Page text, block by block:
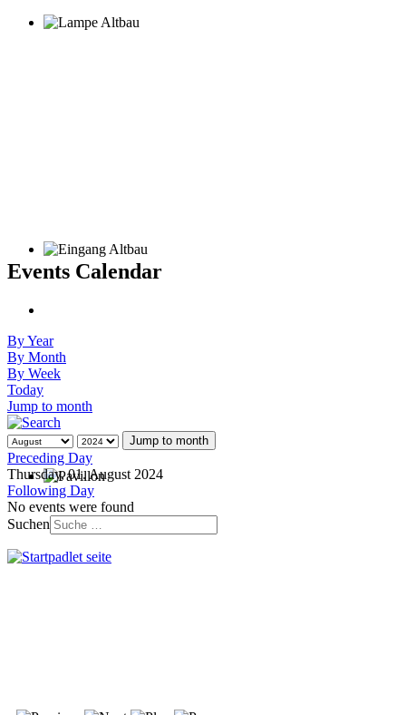
Events Calendar
By Year
By Month
By Week
Today
Jump to month
Jump to month
Preceding Day
Thursday, 01. August 2024
Following Day
No events were found
Suchen